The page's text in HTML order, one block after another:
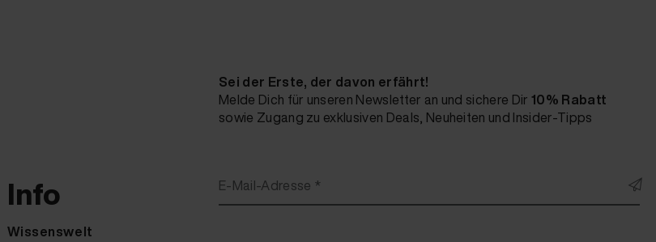
Info
Wissenswelt
Sei der Erste, der davon erfährt!
Melde Dich für unseren Newsletter an und sichere Dir 10% Rabatt
sowie Zugang zu exklusiven Deals, Neuheiten und Insider-Tipps
E-Mail-Adresse *